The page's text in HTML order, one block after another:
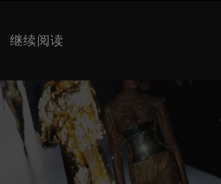
继续阅读
这是带有可以左右移动幻灯片 的轮播图。有些图片有放大